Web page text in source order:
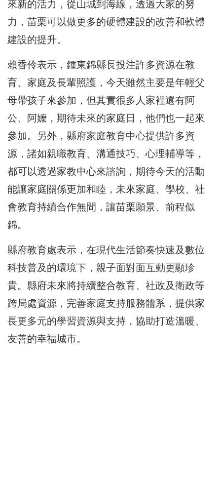
來新的活力，從山城到海線，透過大家的努
力，苗栗可以做更多的硬體建設的改善和軟體
建設的提升。
賴香伶表示，鍾東錦縣長投注許多資源在教
育、家庭及長輩照護，今天雖然主要是年輕父
母帶孩子來參加，但其實很多人家裡還有阿
公、阿嬤，期待未來的家庭日，他們也一起來
參加。另外，縣府家庭教育中心提供許多資
源，諸如親職教育、溝通技巧、心理輔導等，
都可以透過家教中心來諮詢，期待今天的活動
能讓家庭關係更加和睦，未來家庭、學校、社
會教育持續合作無間，讓苗栗願景、前程似
錦。
縣府教育處表示，在現代生活節奏快速及數位
科技普及的環境下，親子面對面互動更顯珍
貴。縣府未來將持續整合教育、社政及衛政等
跨局處資源，完善家庭支持服務體系，提供家
長更多元的學習資源與支持，協助打造溫暖、
友善的幸福城市。